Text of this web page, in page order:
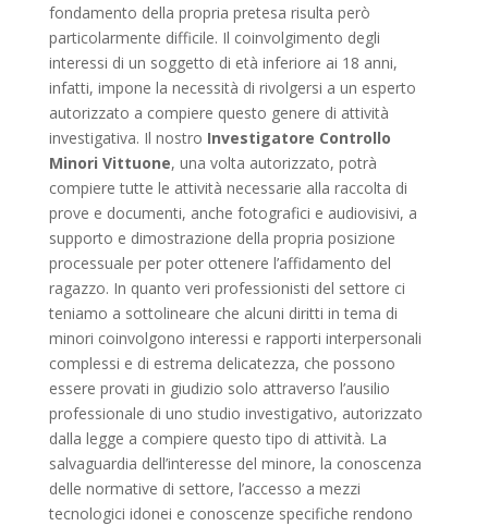
fondamento della propria pretesa risulta però
particolarmente difficile. Il coinvolgimento degli
interessi di un soggetto di età inferiore ai 18 anni,
infatti, impone la necessità di rivolgersi a un esperto
autorizzato a compiere questo genere di attività
investigativa. Il nostro Investigatore Controllo
Minori Vittuone, una volta autorizzato, potrà
compiere tutte le attività necessarie alla raccolta di
prove e documenti, anche fotografici e audiovisivi, a
supporto e dimostrazione della propria posizione
processuale per poter ottenere l’affidamento del
ragazzo. In quanto veri professionisti del settore ci
teniamo a sottolineare che alcuni diritti in tema di
minori coinvolgono interessi e rapporti interpersonali
complessi e di estrema delicatezza, che possono
essere provati in giudizio solo attraverso l’ausilio
professionale di uno studio investigativo, autorizzato
dalla legge a compiere questo tipo di attività. La
salvaguardia dell’interesse del minore, la conoscenza
delle normative di settore, l’accesso a mezzi
tecnologici idonei e conoscenze specifiche rendono